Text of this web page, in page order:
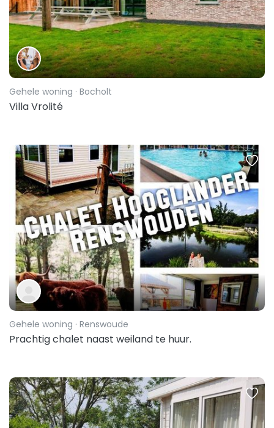
Gehele woning · Bocholt
Villa Vrolité
Gehele woning · Renswoude
Prachtig chalet naast weiland te huur.